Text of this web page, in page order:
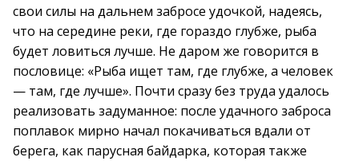
свои силы на дальнем забросе удочкой, надеясь,
что на середине реки, где гораздо глубже, рыба
будет ловиться лучше. Не даром же говорится в
пословице: «Рыба ищет там, где глубже, а человек
— там, где лучше». Почти сразу без труда удалось
реализовать задуманное: после удачного заброса
поплавок мирно начал покачиваться вдали от
берега, как парусная байдарка, которая также